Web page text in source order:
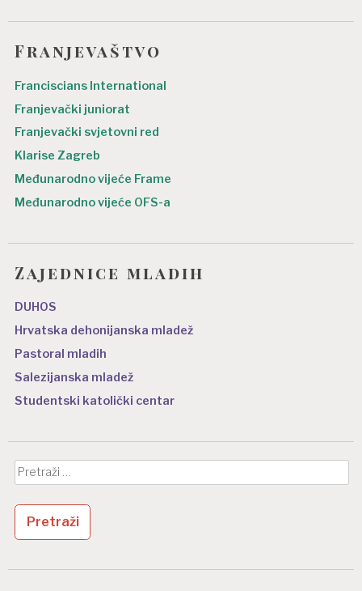
Franjevaštvo
Franciscians International
Franjevački juniorat
Franjevački svjetovni red
Klarise Zagreb
Međunarodno vijeće Frame
Međunarodno vijeće OFS-a
Zajednice mladih
DUHOS
Hrvatska dehonijanska mladež
Pastoral mladih
Salezijanska mladež
Studentski katolički centar
Pretraži: